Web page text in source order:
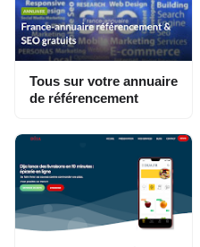
Tous sur votre annuaire
de référencement